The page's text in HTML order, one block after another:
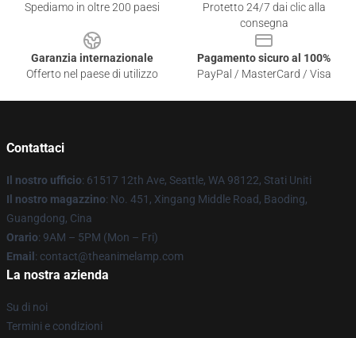
Spediamo in oltre 200 paesi
Protetto 24/7 dai clic alla
consegna
Garanzia internazionale
Offerto nel paese di utilizzo
Pagamento sicuro al 100%
PayPal / MasterCard / Visa
Contattaci
Il nostro ufficio: 61517 12th Ave, Seattle, WA 98122, Stati Uniti
Il nostro magazzino: No. 451, Xingang Middle Road, Baoding,
Guangdong, Cina
Orario: 9AM – 5PM (Mon – Fri)
Email : contact@theanimelamp.com
La nostra azienda
Su di noi
Termini e condizioni